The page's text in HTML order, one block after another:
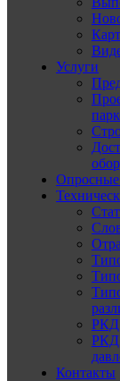
Услуги
РКД
РКД
Контакты